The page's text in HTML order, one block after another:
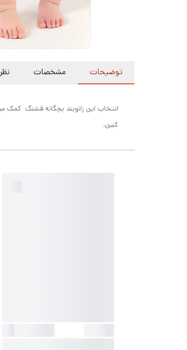
توضیحات مشخصات
انتخاب این زانوبند بچگانه قشنگ کمک
کنین.